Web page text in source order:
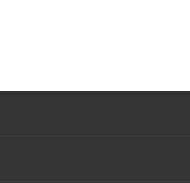
химических
придает
накладка выполнены